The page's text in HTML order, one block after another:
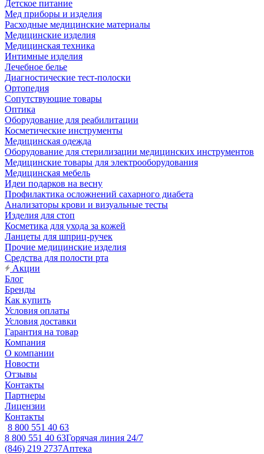
Детское питание
Мед приборы и изделия
Расходные медицинские материалы
Медицинские изделия
Медицинская техника
Интимные изделия
Лечебное белье
Диагностические тест-полоски
Ортопедия
Сопутствующие товары
Оптика
Оборудование для реабилитации
Косметические инструменты
Медицинская одежда
Оборудование для стерилизации медицинских инструментов
Медицинские товары для электрооборудования
Медицинская мебель
Идеи подарков на весну
Профилактика осложнений сахарного диабета
Анализаторы крови и визуальные тесты
Изделия для стоп
Косметика для ухода за кожей
Ланцеты для шприц-ручек
Прочие медицинские изделия
Средства для полости рта
Акции
Блог
Бренды
Как купить
Условия оплаты
Условия доставки
Гарантия на товар
Компания
О компании
Новости
Отзывы
Контакты
Партнеры
Лицензии
Контакты
8 800 551 40 63
8 800 551 40 63Горячая линия 24/7
(846) 219 2737Аптека